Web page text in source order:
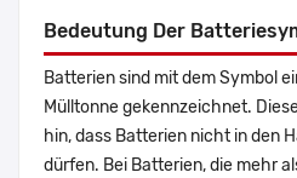
Bedeutung Der
Batterien sind mit dem Symbol
Mülltonne gekennzeichnet.
hin, dass Batterien nicht in den
dürfen. Bei Batterien, die mehr